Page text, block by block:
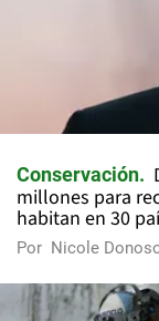
Conservación
millones para
habitan en 30
Por Nicole